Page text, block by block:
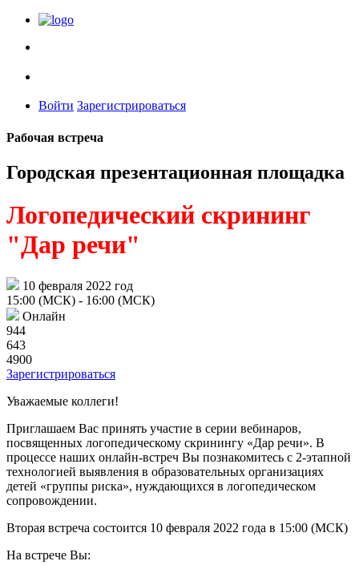
Войти Зарегистрироваться
Рабочая встреча
Городская презентационная площадка
Логопедический скрининг
"Дар речи"
10 февраля 2022 год
15:00 (МСК) - 16:00 (МСК)
Онлайн
944
643
4900
Зарегистрироваться
Уважаемые коллеги!
Приглашаем Вас принять участие в серии вебинаров,
посвященных логопедическому скринингу «Дар речи». В
процессе наших онлайн-встреч Вы познакомитесь с 2-этапной
технологией выявления в образовательных организациях
детей «группы риска», нуждающихся в логопедическом
сопровождении.
Вторая встреча состоится 10 февраля 2022 года в 15:00 (МСК)
На встрече Вы: